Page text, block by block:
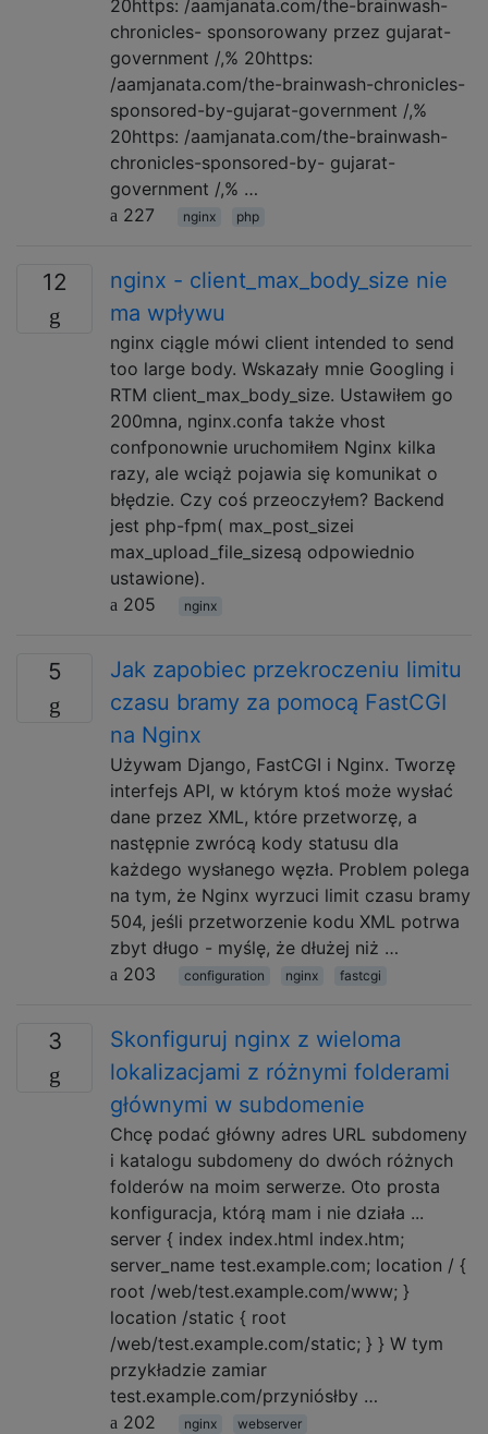
20https: /aamjanata.com/the-brainwash-
chronicles- sponsorowany przez gujarat-
government /,% 20https:
/aamjanata.com/the-brainwash-chronicles-
sponsored-by-gujarat-government /,%
20https: /aamjanata.com/the-brainwash-
chronicles-sponsored-by- gujarat-
government /,% …
227
nginx php
12
nginx - client_max_body_size nie
ma wpływu
nginx ciągle mówi client intended to send
too large body. Wskazały mnie Googling i
RTM client_max_body_size. Ustawiłem go
200mna, nginx.confa także vhost
confponownie uruchomiłem Nginx kilka
razy, ale wciąż pojawia się komunikat o
błędzie. Czy coś przeoczyłem? Backend
jest php-fpm( max_post_sizei
max_upload_file_sizesą odpowiednio
ustawione).
205
nginx
5
Jak zapobiec przekroczeniu limitu
czasu bramy za pomocą FastCGI
na Nginx
Używam Django, FastCGI i Nginx. Tworzę
interfejs API, w którym ktoś może wysłać
dane przez XML, które przetworzę, a
następnie zwrócą kody statusu dla
każdego wysłanego węzła. Problem polega
na tym, że Nginx wyrzuci limit czasu bramy
504, jeśli przetworzenie kodu XML potrwa
zbyt długo - myślę, że dłużej niż …
203
configuration nginx fastcgi
3
Skonfiguruj nginx z wieloma
lokalizacjami z różnymi folderami
głównymi w subdomenie
Chcę podać główny adres URL subdomeny
i katalogu subdomeny do dwóch różnych
folderów na moim serwerze. Oto prosta
konfiguracja, którą mam i nie działa ...
server { index index.html index.htm;
server_name test.example.com; location / {
root /web/test.example.com/www; }
location /static { root
/web/test.example.com/static; } } W tym
przykładzie zamiar
test.example.com/przyniósłby …
202
nginx webserver